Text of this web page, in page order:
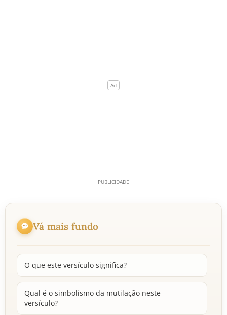
Vá mais fundo
O que este versículo significa?
Qual é o simbolismo da mutilação neste
versículo?